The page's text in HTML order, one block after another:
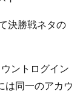
決勝戦ネタの
ントログイン
は同一のアカウ